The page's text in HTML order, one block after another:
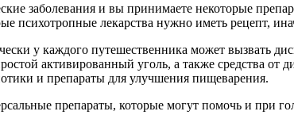
заболевания и вы принимаете некоторые
психотропные лекарства нужно иметь рецепт,
у каждого путешественника может вызвать
активированный уголь, а также средства
и препараты для улучшения пищеварения.
препараты, которые могут помочь и при